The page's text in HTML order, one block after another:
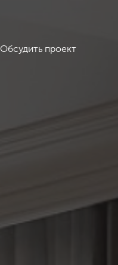
Обсудить проект